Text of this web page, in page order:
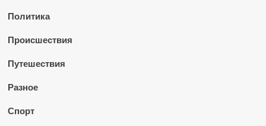
Политика
Происшествия
Путешествия
Разное
Спорт